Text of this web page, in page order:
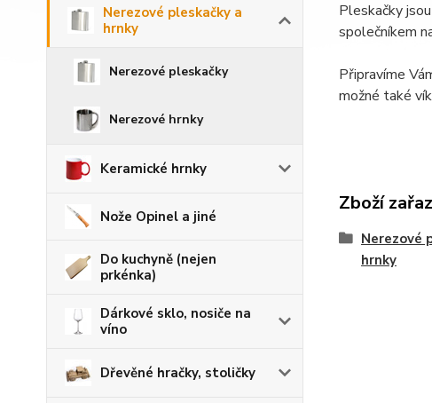
Nerezové pleskačky a
hrnky
Nerezové pleskačky
Nerezové hrnky
Keramické hrnky
Nože Opinel a jiné
Do kuchyně (nejen
prkénka)
Dárkové sklo, nosiče na
víno
Dřevěné hračky, stoličky
Pleskačky
společníkem
Připravíme
možné také
Zboží
Nerezové
hrnky